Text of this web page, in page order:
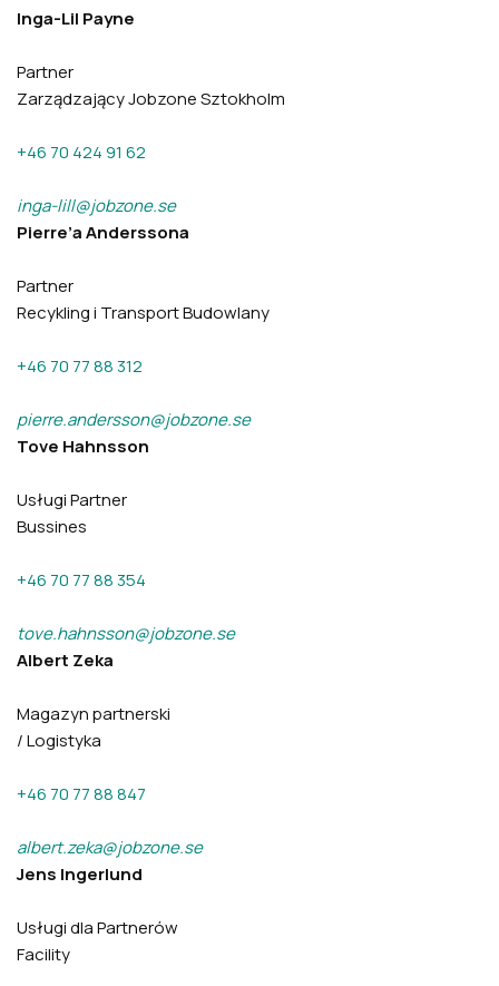
Inga-Lil Payne
Partner
Zarządzający Jobzone Sztokholm
+46 70 424 91 62
inga-lill@jobzone.se
Pierre’a Anderssona
Partner
Recykling i Transport Budowlany
+46 70 77 88 312
pierre.andersson@jobzone.se
Tove Hahnsson
Usługi Partner
Bussines
+46 70 77 88 354
tove.hahnsson@jobzone.se
Albert Zeka
Magazyn partnerski
/ Logistyka
+46 70 77 88 847
albert.zeka@jobzone.se
Jens Ingerlund
Usługi dla Partnerów
Facility